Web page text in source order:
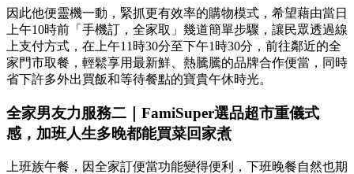
因此他便靈機一動，緊抓更有效率的購物模式，希望藉由當日
上午10時前「手機訂，全家取」幾道簡單步驟，讓民眾透過線
上支付方式，在上午11時30分至下午1時30分，前往鄰近的全
家門市取餐，輕鬆享用最新鮮、熱騰騰的品牌合作便當，同時
省下許多外出買飯和等待餐點的寶貴午休時光。
全家男友力服務二｜ FamiSuper選品超市重儀式
感，加班人生多晚都能買菜回家煮
上班族午餐，因全家訂便當功能變得便利，下班晚餐自然也期